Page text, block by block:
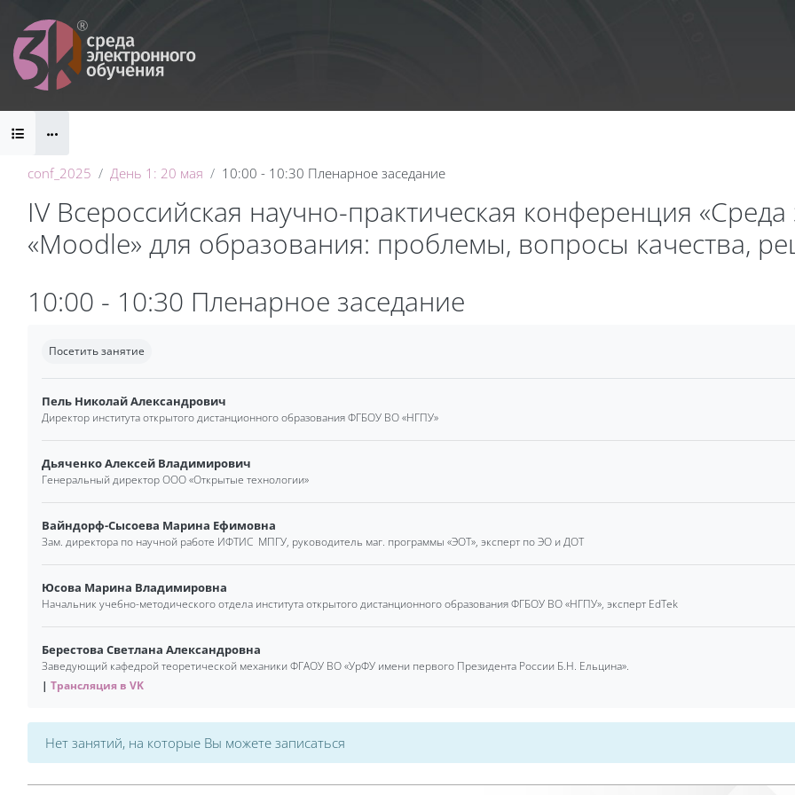
Блоки
conf_2025 День 1: 20 мая 10:00 - 10:30 Пленарное заседание
IV Всероссийская научно-практическая конференция
«Moodle» для образования: проблемы, вопросы качества,
Блоки
10:00 - 10:30 Пленарное заседание
Посетить занятие
Пель Николай Александрович
Директор института открытого дистанционного образования ФГБОУ ВО «‎‎НГПУ»
Дьяченко Алексей Владимирович
Генеральный директор ООО «Открытые технологии»
Вайндорф-Сысоева Марина Ефимовна
Зам. директора по научной работе ИФТИС МПГУ, руководитель маг. программы «ЭОТ», эксперт по ЭО и ДОТ
Юсова Марина Владимировна
Начальник учебно-методического отдела института открытого дистанционного образования ФГБОУ ВО «‎‎НГПУ», эксперт EdTek
Берестова Светлана Александровна
Заведующий кафедрой теоретической механики ФГАОУ ВО «УрФУ имени первого Президента России Б.Н. Ельцина».
Трансляция в VK
Нет занятий, на которые Вы можете записаться